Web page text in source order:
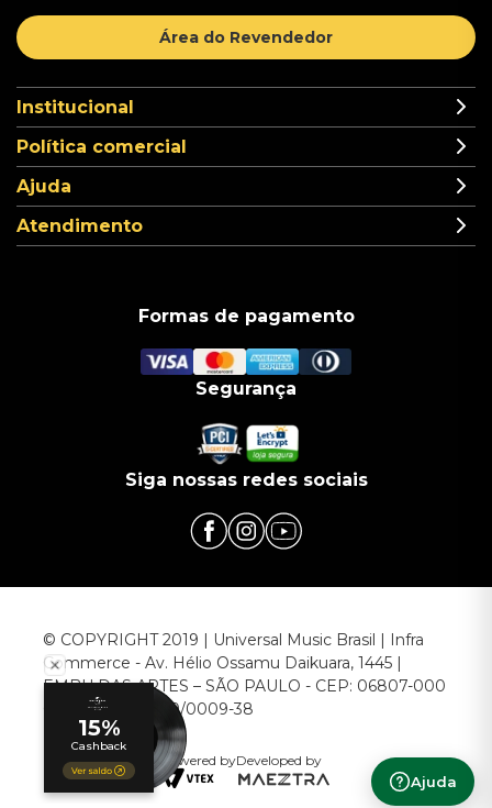
Ajuda
Área do Revendedor
Institucional
Política comercial
Ajuda
Atendimento
Formas de pagamento
Segurança
Siga nossas redes sociais
© COPYRIGHT 2019 | Universal Music Brasil | Infra
Commerce - Av. Hélio Ossamu Daikuara, 1445 |
EMBU DAS ARTES – SÃO PAULO - CEP: 06807-000
CNPJ: 00.952.789/0009-38
Powered byDeveloped by